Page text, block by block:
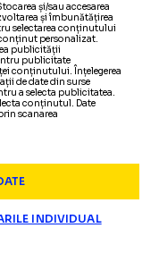
și/sau accesarea
și îmbunătățirea
selectarea conținutului
personalizat.
publicității
publicitate
conținutului. Înțelegerea
de date din surse
a selecta publicitatea.
conținutul. Date
scanarea
INDIVIDUAL